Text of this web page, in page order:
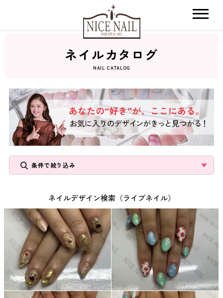
サロン検索
ネイルカタログ
コンセプト
よくあるご質問
ご利用の流れ
ネイルカタログ
NAIL CATALOG
条件で絞り込み
ネイルデザイン検索（ライブネイル）